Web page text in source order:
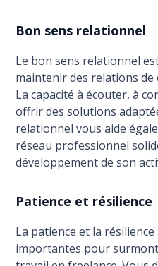
Bon sens relationnel
Le bon sens relationnel
maintenir des relations de
La capacité à écouter, à
offrir des solutions
relationnel vous aide
réseau professionnel
développement de son
Patience et résilience
La patience et la
importantes pour